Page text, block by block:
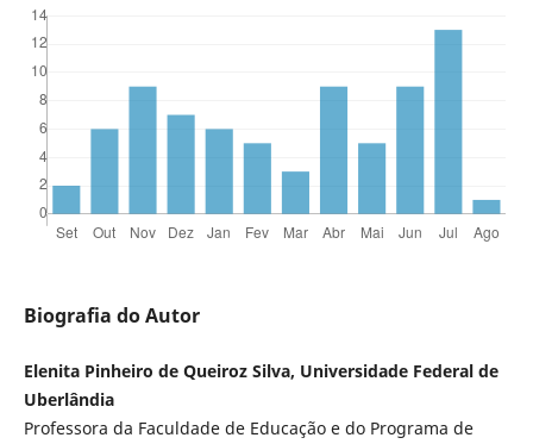
Biografia do Autor
Elenita Pinheiro de Queiroz Silva, Universidade Federal de
Uberlândia
Professora da Faculdade de Educação e do Programa de